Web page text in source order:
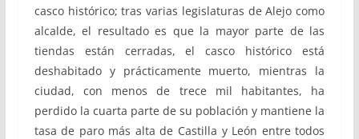
casco histórico; tras varias legislaturas de Alejo como
alcalde, el resultado es que la mayor parte de las
tiendas están cerradas, el casco histórico está
deshabitado y prácticamente muerto, mientras la
ciudad, con menos de trece mil habitantes, ha
perdido la cuarta parte de su población y mantiene la
tasa de paro más alta de Castilla y León entre todos